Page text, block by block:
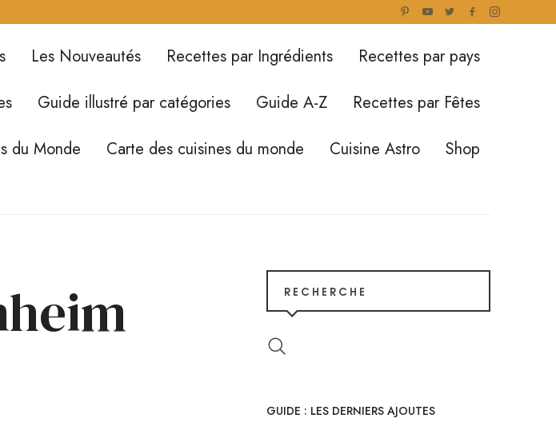
Les Nouveautés Recettes par Ingrédients
Recettes par pays
Guide illustré par catégories Guide A-Z
Recettes par Fêtes
du Monde
Carte des cuisines du monde Cuisine Astro Shop
RECHERCHE
GUIDE : LES DERNIERS AJOUTES